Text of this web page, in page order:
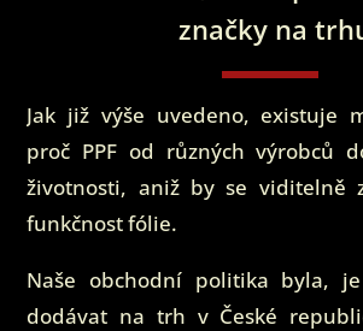
značky na
Jak již výše uvedeno, existuje
proč PPF od různých výrobců
životnosti, aniž by se viditelně
funkčnost fólie.
Naše obchodní politika byla,
dodávat na trh v České